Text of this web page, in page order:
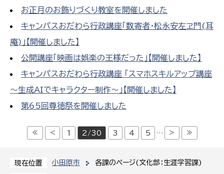
現在位置 小田原市 各課のページ(文化部：生涯学習課)
お正月のお飾りづくり教室を開催しました
キャンパスおだわら行政講座「数寄者・松永安左ヱ門(耳
庵)」【開催しました】
公開講座「映画は娯楽の王様だった」【開催しました】
キャンパスおだわら行政講座 「スマホスキルアップ講座
～生成AIでキャラクター制作～」【開催しました】
第65回尊徳祭を開催しました
≪ < 1 2/30 3 4 5 … > ≫